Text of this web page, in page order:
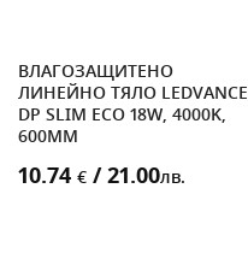
ВЛАГОЗАЩИТЕНО
ЛИНЕЙНО ТЯЛО LEDVANCE
DP SLIM ECO 18W, 4000K,
600MM
10.74 € / 21.00лв.